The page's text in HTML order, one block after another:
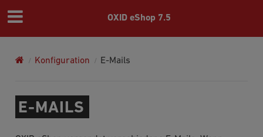
OXID eShop 7.5
Konfiguration E-Mails
E-MAILS